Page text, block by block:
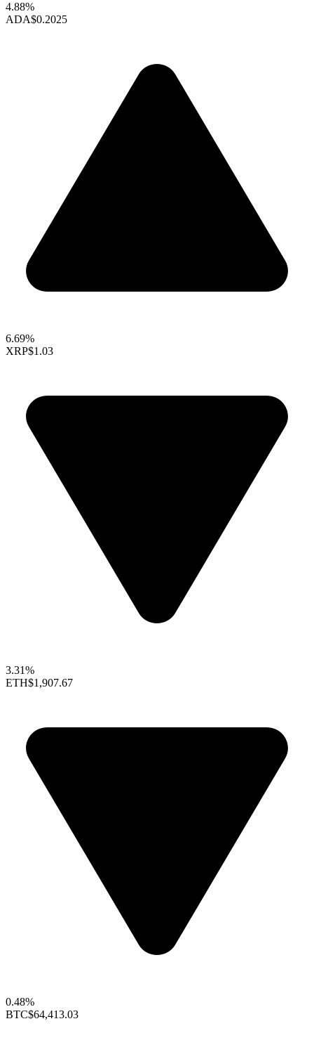
4.88%
ADA$0.2025
6.69%
XRP$1.03
3.31%
ETH$1,907.67
0.48%
BTC$64,413.03